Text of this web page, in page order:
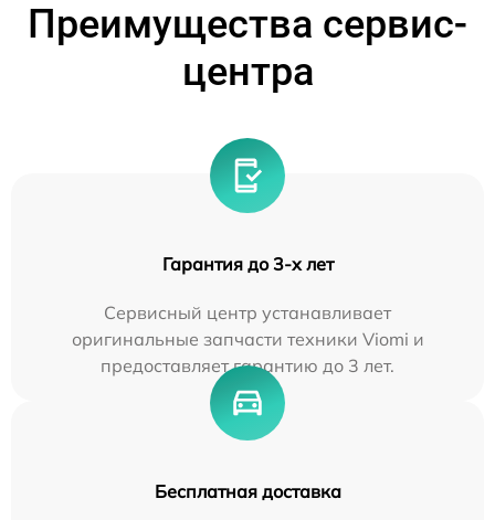
Преимущества сервис-
центра
Гарантия до 3-х лет
Сервисный центр устанавливает
оригинальные запчасти техники Viomi и
предоставляет гарантию до 3 лет.
Бесплатная доставка